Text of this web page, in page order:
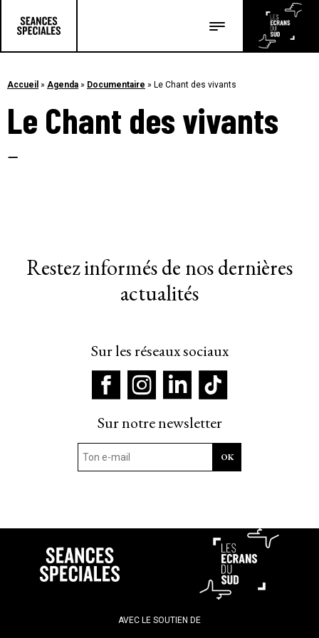
Les articles
Accueil » Agenda » Documentaire » Le Chant des vivants
Le Chant des vivants
–
Restez informés de nos dernières
actualités
Sur les réseaux sociaux
Sur notre newsletter
AVEC LE SOUTIEN DE